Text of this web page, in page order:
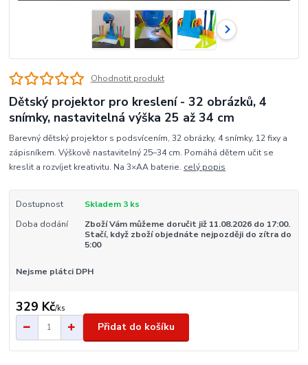
Ohodnotit produkt
Dětský projektor pro kreslení - 32 obrázků, 4
snímky, nastavitelná výška 25 až 34 cm
Barevný dětský projektor s podsvícením, 32 obrázky, 4 snímky, 12 fixy a
zápisníkem. Výškově nastavitelný 25–34 cm. Pomáhá dětem učit se
kreslit a rozvíjet kreativitu. Na 3×AA baterie. celý popis
Dostupnost
Skladem 3 ks
Doba dodání
Zboží Vám můžeme doručit již 11.08.2026 do 17:00.
Stačí, když zboží objednáte nejpozději do zítra do
5:00
Nejsme plátci DPH
329 Kč/ks
Přidat do košíku